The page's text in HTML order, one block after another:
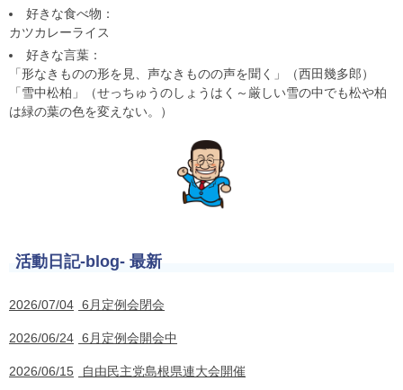
好きな食べ物：
カツカレーライス
好きな言葉：
「形なきものの形を見、声なきものの声を聞く」（西田幾多郎）
「雪中松柏」（せっちゅうのしょうはく～厳しい雪の中でも松や柏
は緑の葉の色を変えない。）
活動日記-blog- 最新
2026/07/04 6月定例会閉会
2026/06/24 6月定例会開会中
2026/06/15 自由民主党島根県連大会開催